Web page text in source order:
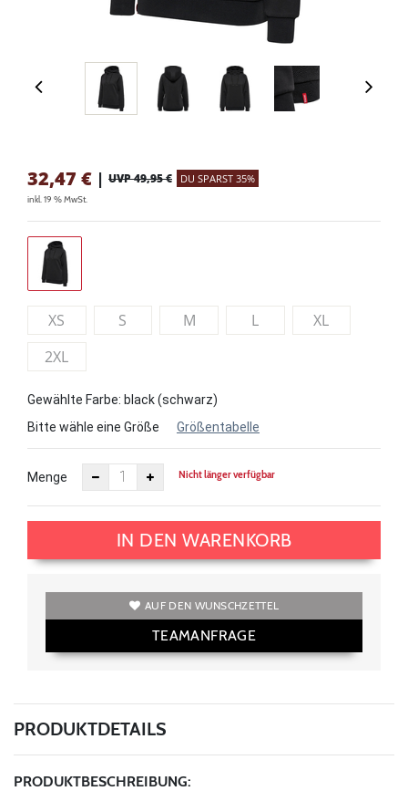
32,47 € | UVP 49,95 € DU SPARST 35%
inkl. 19 % MwSt.
XS S M L
XL
2XL
Gewählte Farbe: black (schwarz)
Bitte wähle eine Größe
Größentabelle
Menge Nicht länger verfügbar
IN DEN WARENKORB
AUF DEN WUNSCHZETTEL
TEAMANFRAGE
PRODUKTDETAILS
PRODUKTBESCHREIBUNG: